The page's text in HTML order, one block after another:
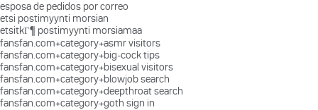
esposa de pedidos por correo
etsi postimyynti morsian
etsitkГ¶ postimyynti morsiamaa
fansfan.com+category+asmr visitors
fansfan.com+category+big-cock tips
fansfan.com+category+bisexual visitors
fansfan.com+category+blowjob search
fansfan.com+category+deepthroat search
fansfan.com+category+goth sign in